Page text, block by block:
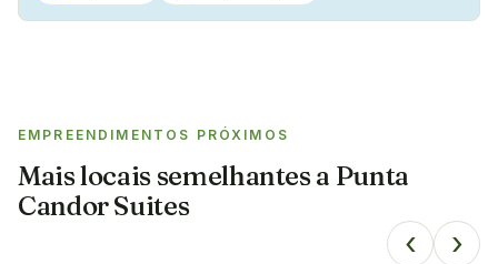
EMPREENDIMENTOS PRÓXIMOS
Mais locais semelhantes a Punta
Candor Suites
‹ ›